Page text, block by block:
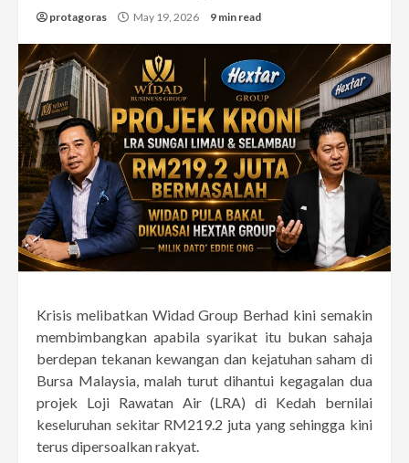
protagoras May 19, 2026 9 min read
Krisis melibatkan Widad Group Berhad kini semakin
membimbangkan apabila syarikat itu bukan sahaja
berdepan tekanan kewangan dan kejatuhan saham di
Bursa Malaysia, malah turut dihantui kegagalan dua
projek Loji Rawatan Air (LRA) di Kedah bernilai
keseluruhan sekitar RM219.2 juta yang sehingga kini
terus dipersoalkan rakyat.